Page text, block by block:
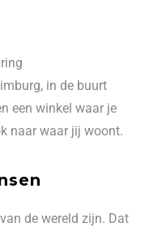
in de buurt
een winkel waar je
naar waar jij woont.
de wereld zijn. Dat